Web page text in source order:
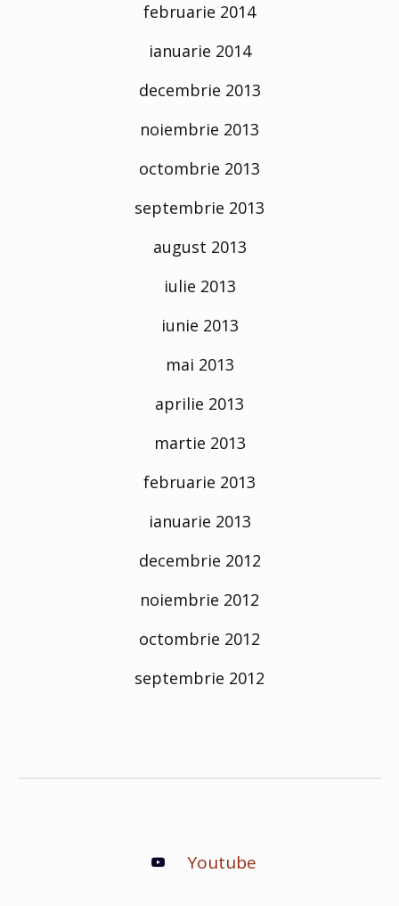
februarie 2014
ianuarie 2014
decembrie 2013
noiembrie 2013
octombrie 2013
septembrie 2013
august 2013
iulie 2013
iunie 2013
mai 2013
aprilie 2013
martie 2013
februarie 2013
ianuarie 2013
decembrie 2012
noiembrie 2012
octombrie 2012
septembrie 2012
Youtube